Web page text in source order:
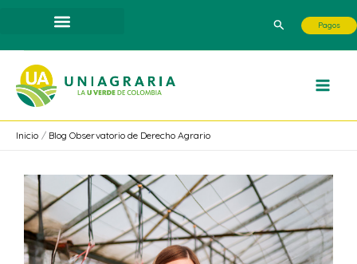
contenido
Buscar Pagos
Inicio Blog Observatorio de Derecho Agrario